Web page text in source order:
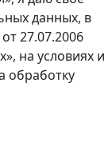
данных, в
27.07.2006
на условиях и
обработку